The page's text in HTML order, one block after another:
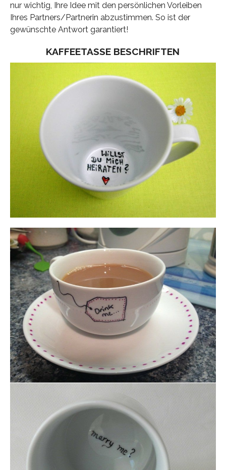
nur wichtig, Ihre Idee mit den persönlichen Vorleiben
Ihres Partners/Partnerin abzustimmen. So ist der
gewünschte Antwort garantiert!
KAFFEETASSE BESCHRIFTEN